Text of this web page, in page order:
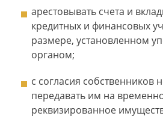
арестовывать счета и
кредитных и финансовых
размере, установленном
органом;
с согласия собственников
передавать им на
реквизированное